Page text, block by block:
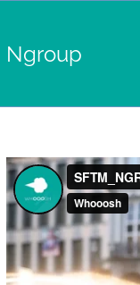
Ngroup